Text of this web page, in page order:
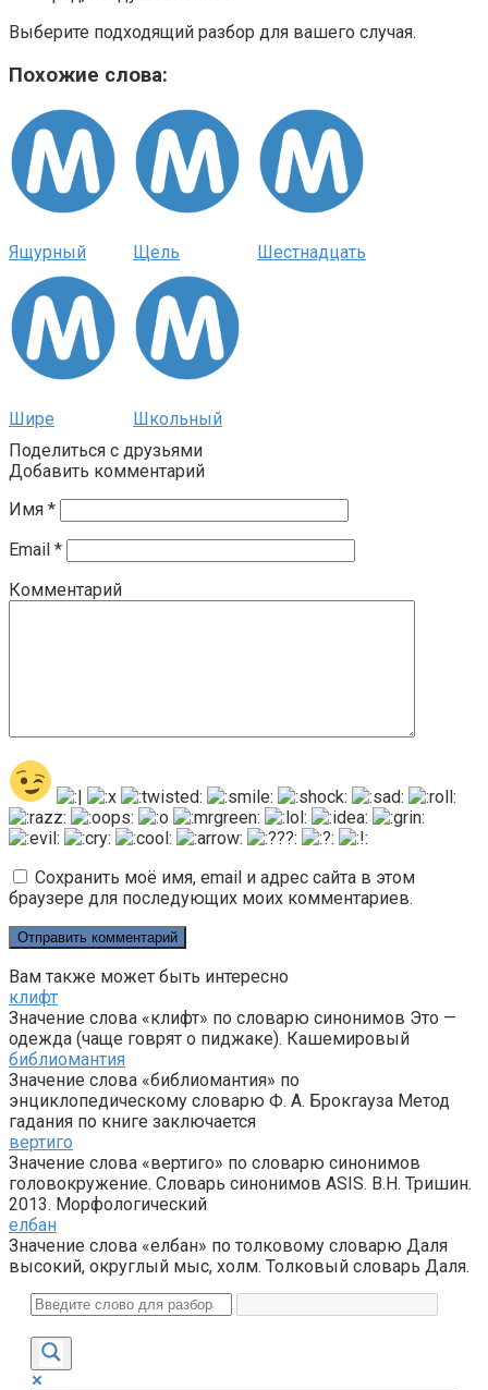
Выберите подходящий разбор для вашего случая.
Похожие слова:
Ящурный Щель Шестнадцать
Шире
Школьный
Поделиться с друзьями
Добавить комментарий
Имя *
Email *
Комментарий
Сохранить моё имя, email и адрес сайта в этом
браузере для последующих моих комментариев.
Вам также может быть интересно
клифт
Значение слова «клифт» по словарю синонимов Это —
одежда (чаще говрят о пиджаке). Кашемировый
библиомантия
Значение слова «библиомантия» по
энциклопедическому словарю Ф. А. Брокгауза Метод
гадания по книге заключается
вертиго
Значение слова «вертиго» по словарю синонимов
головокружение. Словарь синонимов ASIS. В.Н. Тришин.
2013. Морфологический
елбан
Значение слова «елбан» по толковому словарю Даля
высокий, округлый мыс, холм. Толковый словарь Даля.